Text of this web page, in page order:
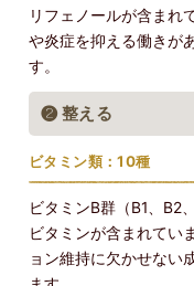
リフェノールが含まれ
や炎症を抑える働きが
す。
❷ 整える
ビタミン類：10種
ビタミンB群（B1、B2
ビタミンが含まれてい
ョン維持に欠かせない